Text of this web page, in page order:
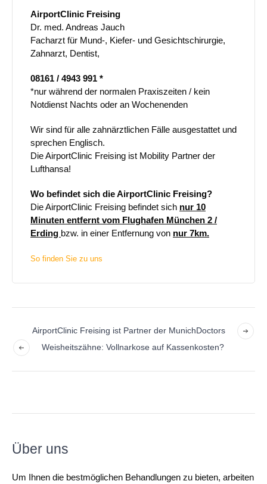
AirportClinic Freising
Dr. med. Andreas Jauch
Facharzt für Mund-, Kiefer- und Gesichtschirurgie,
Zahnarzt, Dentist,
08161 / 4943 991 *
*nur während der normalen Praxiszeiten / kein
Notdienst Nachts oder an Wochenenden
Wir sind für alle zahnärztlichen Fälle ausgestattet und
sprechen Englisch.
Die AirportClinic Freising ist Mobility Partner der
Lufthansa!
Wo befindet sich die AirportClinic Freising?
Die AirportClinic Freising befindet sich nur 10
Minuten entfernt vom Flughafen München 2 /
Erding bzw. in einer Entfernung von nur 7km.
So finden Sie zu uns
AirportClinic Freising ist Partner der MunichDoctors
Weisheitszähne: Vollnarkose auf Kassenkosten?
Über uns
Um Ihnen die bestmöglichen Behandlungen zu bieten, arbeiten